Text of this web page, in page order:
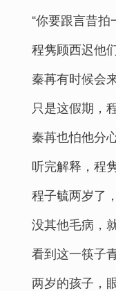
“你要跟言昔拍
程隽顾西迟他
秦苒有时候会
只是这假期，
秦苒也怕他分
听完解释，程
程子毓两岁了
没其他毛病，
看到这一筷子
两岁的孩子，